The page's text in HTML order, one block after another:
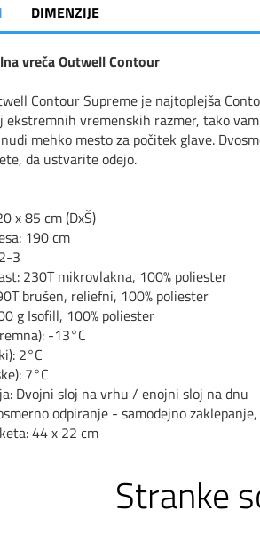
DIMENZIJE
vreča Outwell Contour
Contour Supreme je najtoplejša
ekstremnih vremenskih razmer, tako
mehko mesto za počitek glave.
da ustvarite odejo.
x 85 cm (DxŠ)
190 cm
3
230T mikrovlakna, 100% poliester
brušen, reliefni, 100% poliester
g Isofill, 100% poliester
-13°C
2°C
7°C
Dvojni sloj na vrhu / enojni sloj na dnu
odpiranje - samodejno
44 x 22 cm
Stranke